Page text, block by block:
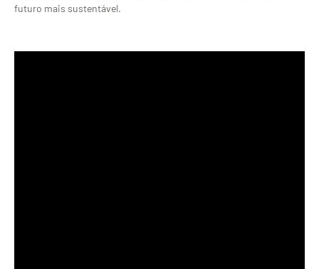
futuro mais sustentável.